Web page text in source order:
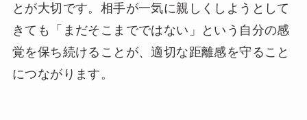
とが大切です。相手が一気に親しくしようとして
きても「まだそこまでではない」という自分の感
覚を保ち続けることが、適切な距離感を守ること
につながります。